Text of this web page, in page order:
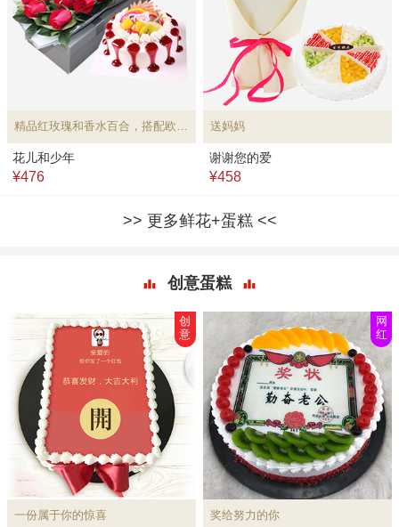
花儿和少年
¥476
送妈妈
谢谢您的爱
¥458
更多鲜花+蛋糕
创意蛋糕
一份属于你的惊喜
创
意
奖给努力的你
网
红